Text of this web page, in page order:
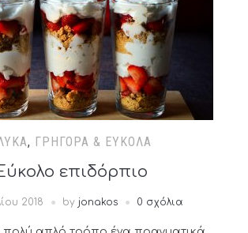
, ΓΡΉΓΟΡΑ & ΕΎΚΟΛΑ
επιδόρπιο
2018 by jonakos 0 σχόλια